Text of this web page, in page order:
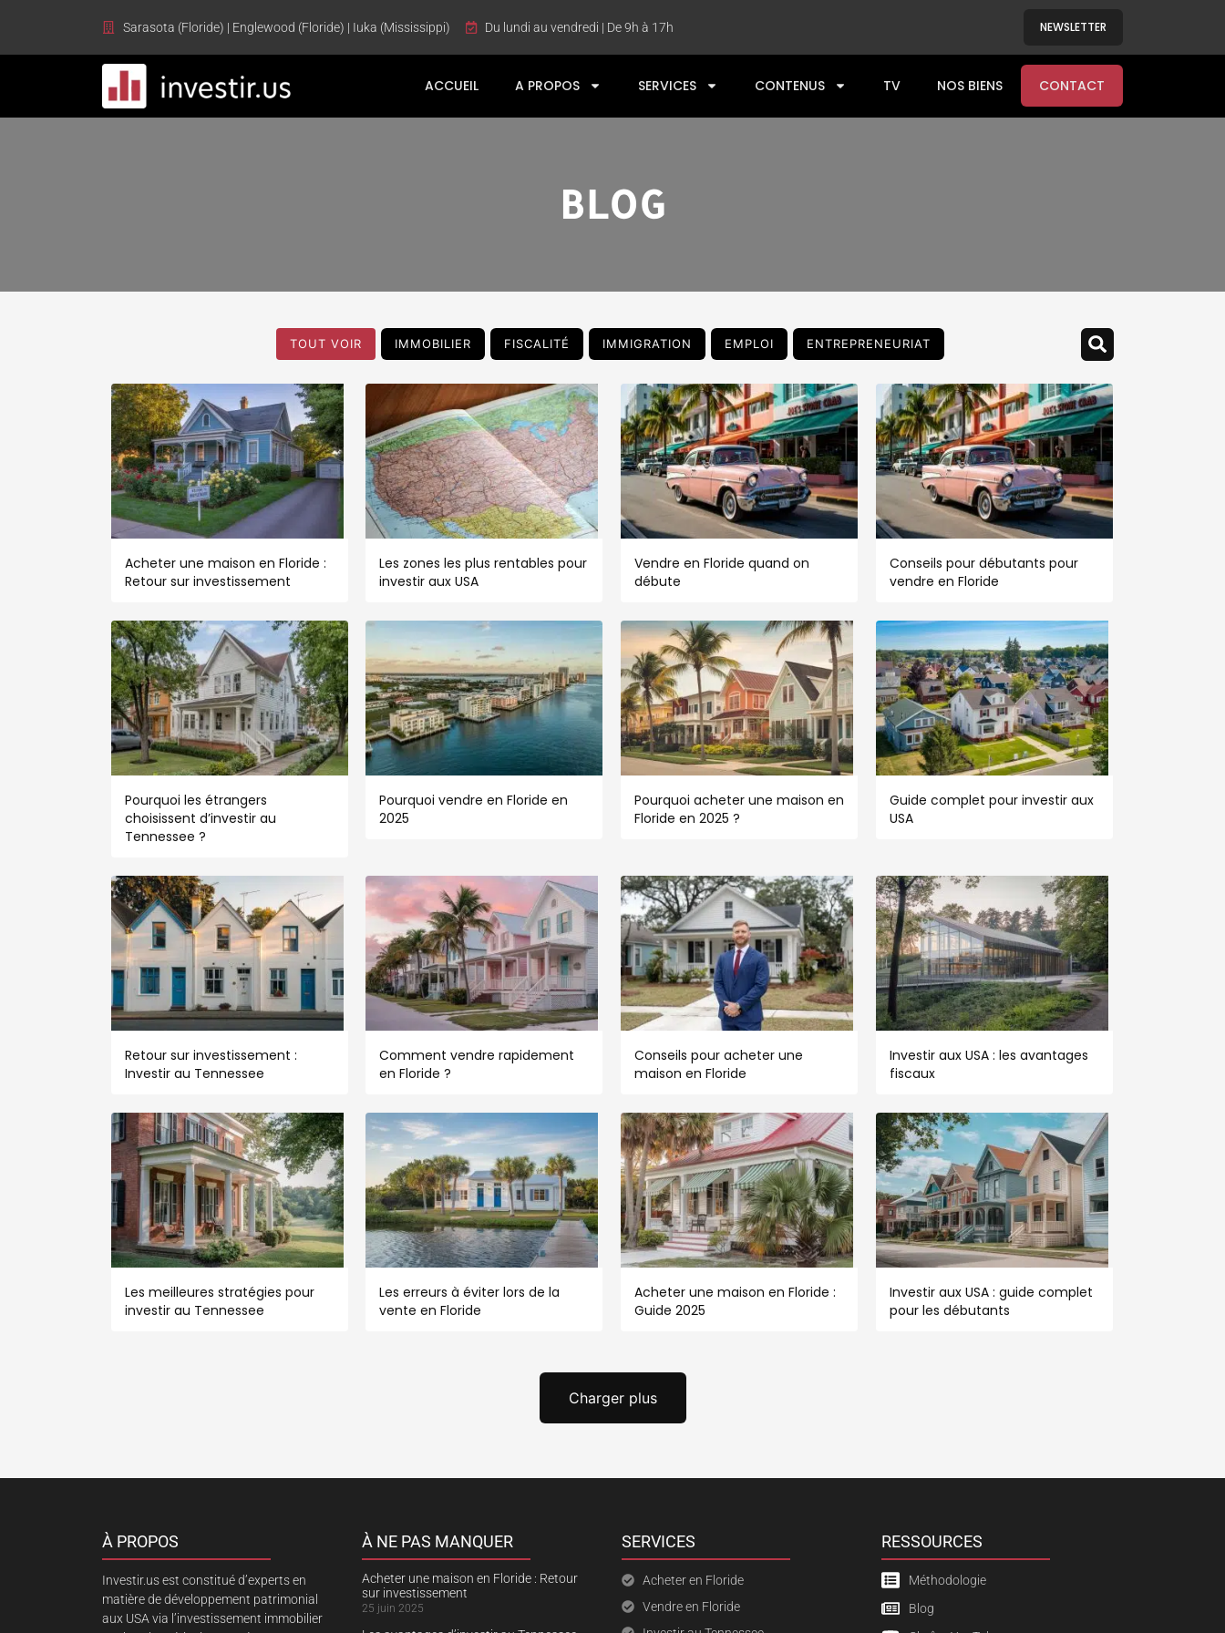
Sarasota (Floride) | Englewood (Floride) | Iuka (Mississippi) Du lundi au vendredi | De 9h à 17h NEWSLETTER
ACCUEIL A PROPOS SERVICES CONTENUS TV NOS BIENS CONTACT
BLOG
TOUT VOIR IMMOBILIER FISCALITÉ IMMIGRATION EMPLOI ENTREPRENEURIAT
Acheter une maison en Floride :
Retour sur investissement
Les zones les plus rentables pour
investir aux USA
Vendre en Floride quand on
débute
Conseils pour débutants pour
vendre en Floride
Pourquoi les étrangers
choisissent d’investir au
Tennessee ?
Pourquoi vendre en Floride en
2025
Pourquoi acheter une maison en
Floride en 2025 ?
Guide complet pour investir aux
USA
Retour sur investissement :
Investir au Tennessee
Comment vendre rapidement
en Floride ?
Conseils pour acheter une
maison en Floride
Investir aux USA : les avantages
fiscaux
Les meilleures stratégies pour
investir au Tennessee
Les erreurs à éviter lors de la
vente en Floride
Acheter une maison en Floride :
Guide 2025
Investir aux USA : guide complet
pour les débutants
Charger plus
À PROPOS
Investir.us est constitué d’experts en
matière de développement patrimonial
aux USA via l’investissement immobilier
À NE PAS MANQUER
Acheter une maison en Floride : Retour
sur investissement
25 juin 2025
SERVICES
Acheter en Floride
Vendre en Floride
RESSOURCES
Méthodologie
Blog